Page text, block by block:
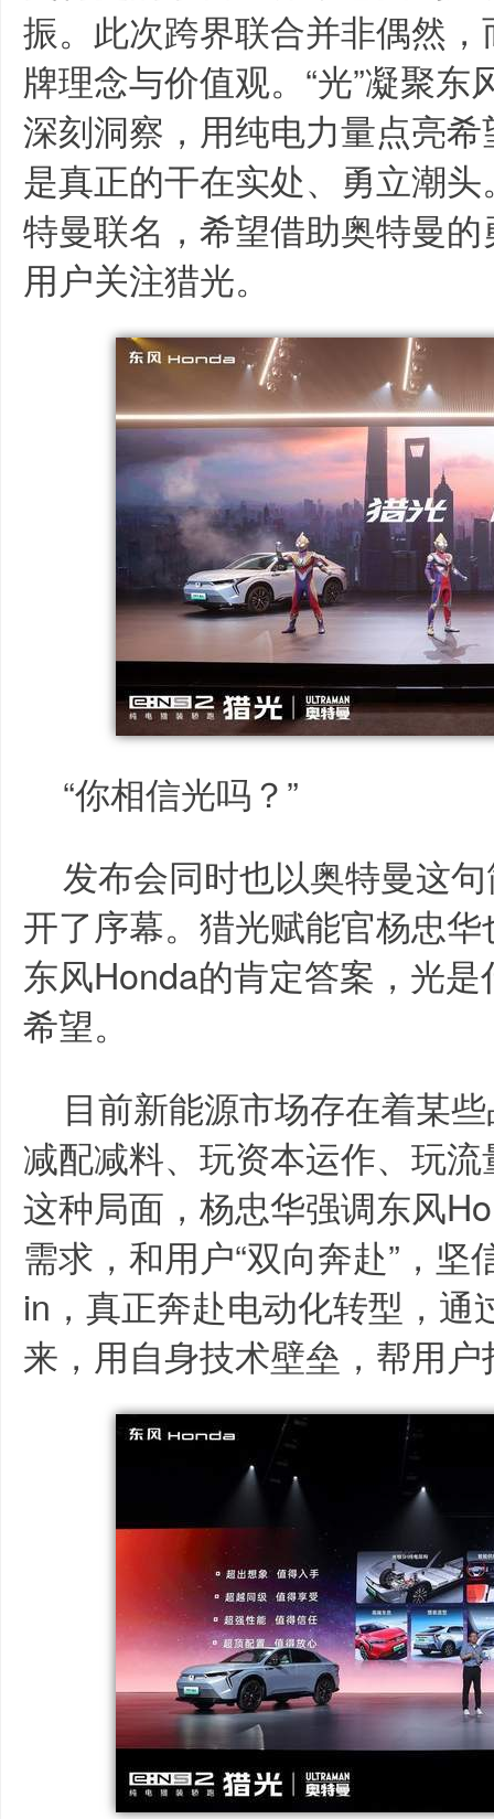
振。此次跨界联合并非偶然
牌理念与价值观。“光”凝聚
深刻洞察，用纯电力量点亮
是真正的干在实处、勇立潮
特曼联名，希望借助奥特曼
用户关注猎光。
“你相信光吗？”
发布会同时也以奥特曼这
开了序幕。猎光赋能官杨忠
东风Honda的肯定答案，光
希望。
目前新能源市场存在着某
减配减料、玩资本运作、玩
这种局面，杨忠华强调东风
需求，和用户“双向奔赴”，
in，真正奔赴电动化转型，
来，用自身技术壁垒，帮用